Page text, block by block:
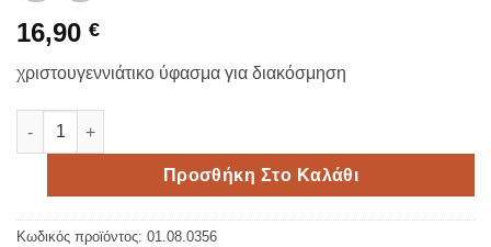
16,90 €
χριστουγεννιάτικο ύφασμα για διακόσμηση
Λινό χριστουγεννιάτικο ύφασμα 50cm*5meters ποσότητα
Προσθήκη Στο Καλάθι
Κωδικός προϊόντος: 01.08.0356